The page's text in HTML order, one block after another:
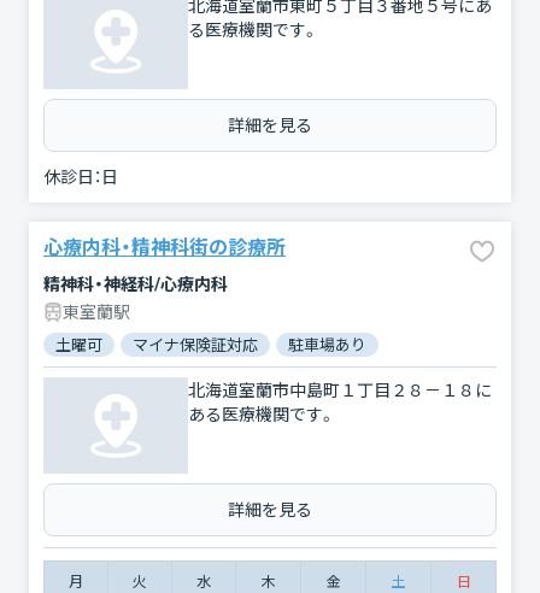
北海道室蘭市東町５丁目３番地５号にあ
る医療機関です。
詳細を見る
休診日： 日
心療内科・精神科街の診療所
精神科・神経科/心療内科
東室蘭駅
土曜可 マイナ保険証対応 駐車場あり
北海道室蘭市中島町１丁目２８－１８に
ある医療機関です。
詳細を見る
月 火 水 木 金 土 日